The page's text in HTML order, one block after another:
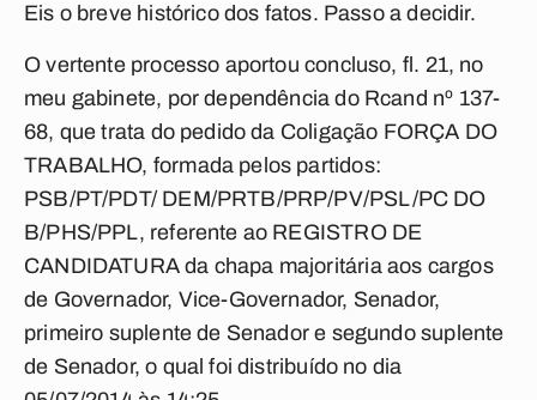
Eis o breve histórico dos fatos. Passo a decidir.
O vertente processo aportou concluso, fl. 21, no
meu gabinete, por dependência do Rcand nº 137-
68, que trata do pedido da Coligação FORÇA DO
TRABALHO, formada pelos partidos:
PSB/PT/PDT/ DEM/PRTB/PRP/PV/PSL/PC DO
B/PHS/PPL, referente ao REGISTRO DE
CANDIDATURA da chapa majoritária aos cargos
de Governador, Vice-Governador, Senador,
primeiro suplente de Senador e segundo suplente
de Senador, o qual foi distribuído no dia